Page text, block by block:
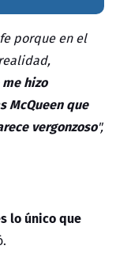
porque en el
hizo
McQueen que
vergonzoso",
lo único que